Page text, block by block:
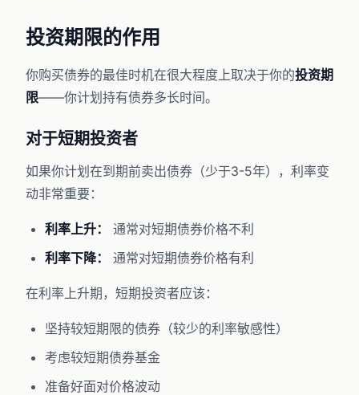
投资期限的作用
你购买债券的最佳时机在很大程度上取决于你的投资期
限——你计划持有债券多长时间。
对于短期投资者
如果你计划在到期前卖出债券（少于3-5年），利率变
动非常重要：
利率上升：
通常对短期债券价格不利
利率下降：
通常对短期债券价格有利
在利率上升期，短期投资者应该：
坚持较短期限的债券（较少的利率敏感性）
考虑较短期债券基金
准备好面对价格波动